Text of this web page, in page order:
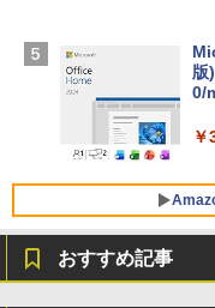
￥
版
0/
おすすめ記事